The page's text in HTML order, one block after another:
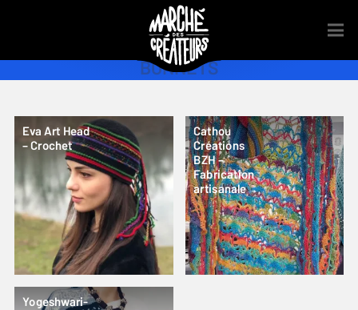
BONNETS
Eva Art Head
– Crochet
Cathou
Créations
BZH –
Fabrication
artisanale
Yogeshwari-